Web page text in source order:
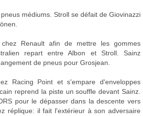
médiums. Stroll se défait de Giovinazzi
Renault afin de mettre les gommes
repart entre Albon et Stroll. Sainz
de pneus pour Grosjean.
Racing Point et s'empare d'enveloppes
reprend la piste un souffle devant Sainz.
pour le dépasser dans la descente vers
réplique: il fait l'extérieur à son adversaire